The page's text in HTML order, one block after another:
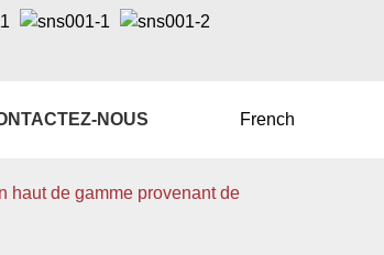
NOUS French
haut de gamme provenant de